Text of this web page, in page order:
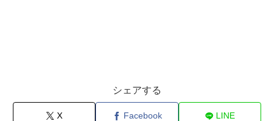
シェアする
X Facebook LINE